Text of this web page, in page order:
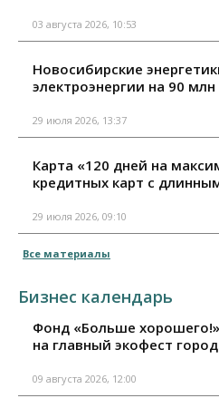
03 августа 2026, 10:53
Новосибирские
электроэнергии на 90
29 июля 2026, 13:37
Карта «120 дней на
кредитных карт с
29 июля 2026, 09:10
Все материалы
Бизнес календарь
Фонд «Больше
на главный экофест
09 августа 2026, 12:00